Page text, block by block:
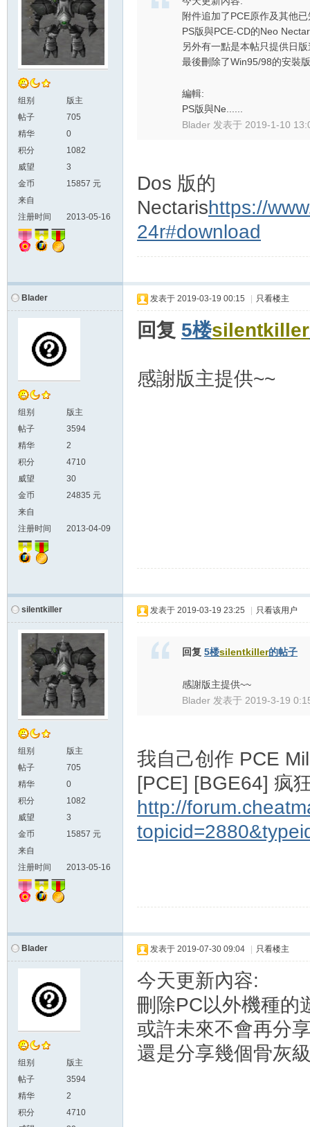
组别
版主
帖子
705
精华
0
积分
1082
威望
3
金币
15857 元
来自
注册时间
2013-05-16
附件追加了PCE原作及其他
PS版與PCE-CD的Neo
另外有一點是本帖只提供日
最後刪除了Win95/98的安裝
編輯:
PS版與Ne......
Blader 发表于 2019-1-10
Dos 版的
Nectarishttps://
24r#download
Blader
组别
版主
帖子
3594
精华
2
积分
4710
威望
30
金币
24835 元
来自
注册时间
2013-04-09
发表于 2019-03-19 00:15 只看楼主
回复 5楼silentkiller
感謝版主提供~~
silentkiller
组别
版主
帖子
705
精华
0
积分
1082
威望
3
金币
15857 元
来自
注册时间
2013-05-16
发表于 2019-03-19 23:25 只看该用户
回复 5楼silentkiller的帖子
感謝版主提供~~
Blader 发表于 2019-3-19
我自己创作 PCE
[PCE] [BGE64] 疯
http://
Blader
组别
版主
帖子
3594
精华
2
积分
4710
发表于 2019-07-30 09:04 只看楼主
今天更新內容:
刪除PC以外機種的
或許未來不會再分
還是分享幾個骨灰